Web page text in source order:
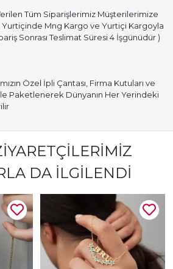
Tüm Siparişlerimiz Müşterilerimize
Yurtiçinde Mng Kargo ve Yurtiçi Kargoyla
Sonrası Teslimat Süresi 4 İşgünüdür )
Özel İpli Çantası, Firma Kutuları ve
Paketlenerek Dünyanın Her Yerindeki
DA İLGILENDI